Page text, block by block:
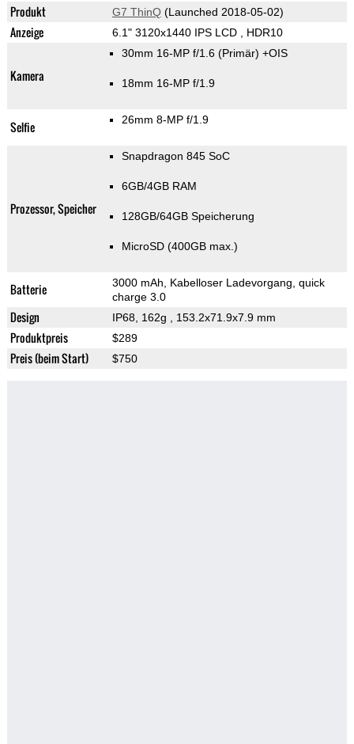
Produkt G7 ThinQ(Launched 2018-05-02)
Anzeige 6.1" 3120x1440 IPS LCD , HDR10
Kamera
30mm 16-MP f/1.6 (Primär) +OIS
18mm 16-MP f/1.9
Selfie 26mm 8-MP f/1.9
Prozessor, Speicher
Snapdragon 845 SoC
6GB/4GB RAM
128GB/64GB Speicherung
MicroSD (400GB max.)
Batterie
3000 mAh, Kabelloser Ladevorgang, quick
charge 3.0
Design IP68, 162g , 153.2x71.9x7.9 mm
Produktpreis $289
Preis (beim Start) $750